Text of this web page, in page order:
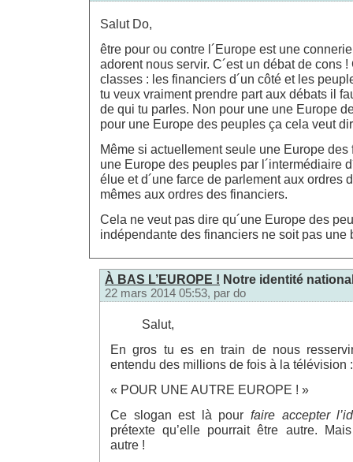
Salut Do,
être pour ou contre l´Europe est une
adorent nous servir. C´est un débat de cons
classes : les financiers d´un côté et les
tu veux vraiment prendre part aux débats il
de qui tu parles. Non pour une une Europe
pour une Europe des peuples ça cela veut
Même si actuellement seule une Europe des
une Europe des peuples par l´intermédiaire
élue et d´une farce de parlement aux ordres
mêmes aux ordres des financiers.
Cela ne veut pas dire qu´une Europe des
indépendante des financiers ne soit pas une
À BAS L’EUROPE ! Notre identité
22 mars 2014 05:53, par do
Salut,
En gros tu es en train de nous
entendu des millions de fois à la télévision :
« POUR UNE AUTRE EUROPE ! »
Ce slogan est là pourfaire accepter
prétexte qu’elle pourrait être autre.
autre !